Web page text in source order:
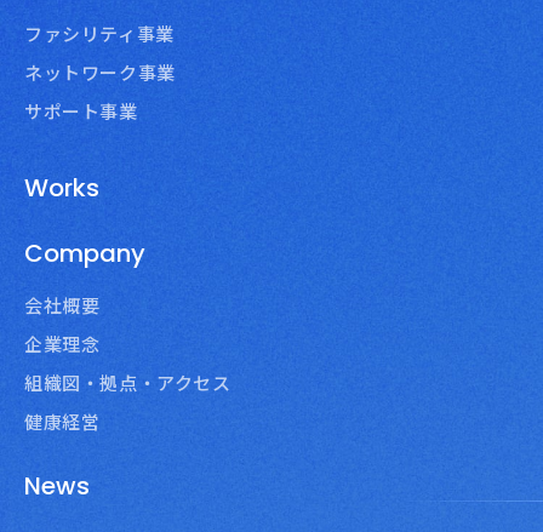
ファシリティ事業
ネットワーク事業
サポート事業
Works
Company
会社概要
企業理念
組織図・拠点・アクセス
健康経営
News